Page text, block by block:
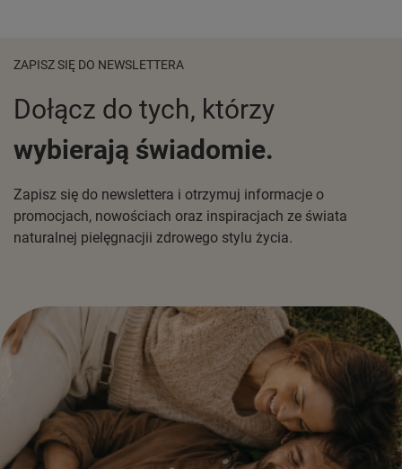
ZAPISZ SIĘ DO NEWSLETTERA
Dołącz do tych, którzy
wybierają świadomie.
Zapisz się do newslettera i otrzymuj informacje o
promocjach, nowościach oraz inspiracjach ze świata
naturalnej pielęgnacjii zdrowego stylu życia.